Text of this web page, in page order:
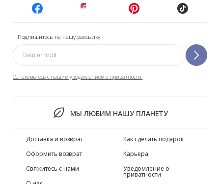
Подпишитесь на нашу рассылку
Ознакомьтесь с нашим уведомлением о приватности.
МЫ ЛЮБИМ НАШУ ПЛАНЕТУ
Доставка и возврат
Оформить возврат
Свяжитесь с нами
Как сделать подарок
Карьера
Уведомление о
приватности